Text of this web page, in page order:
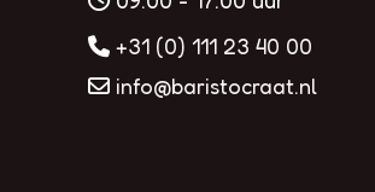
+31 (0) 111 23 40 00
info@baristocraat.nl